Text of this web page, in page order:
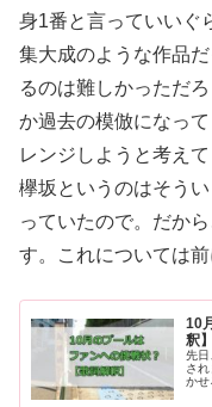
身1番と言っていいぐ
集大成のような作品
るのは難しかっただ
か過去の模倣になっ
レンジしようと考え
欅坂というのはそう
っていたので。だか
す。これについては
10
釈】
先日
さ
かせ